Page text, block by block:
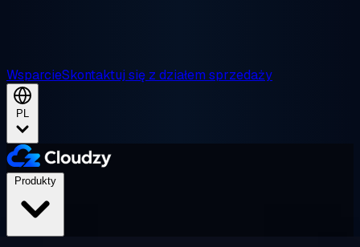
WsparcieSkontaktuj się z działem sprzedaży
PL